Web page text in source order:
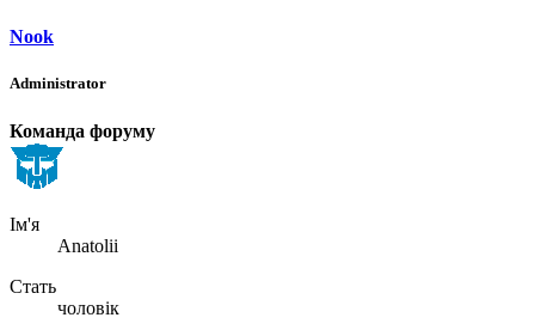
Nook
Administrator
Команда форуму
Ім'я
Anatolii
Стать
чоловік